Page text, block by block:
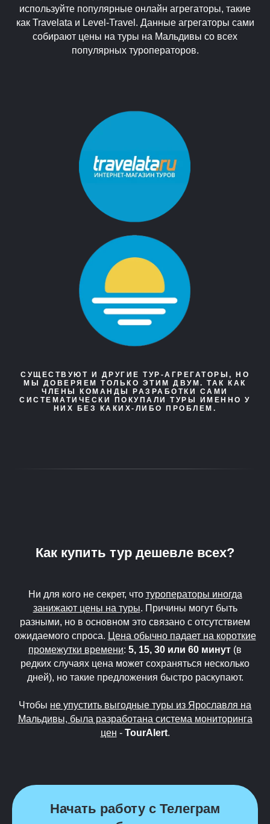
используйте популярные онлайн агрегаторы, такие
как Travelata и Level-Travel. Данные агрегаторы сами
собирают цены на туры на Мальдивы со всех
популярных туроператоров.
СУЩЕСТВУЮТ И ДРУГИЕ ТУР-АГРЕГАТОРЫ, НО
МЫ ДОВЕРЯЕМ ТОЛЬКО ЭТИМ ДВУМ. ТАК КАК
ЧЛЕНЫ КОМАНДЫ РАЗРАБОТКИ САМИ
СИСТЕМАТИЧЕСКИ ПОКУПАЛИ ТУРЫ ИМЕННО У
НИХ БЕЗ КАКИХ-ЛИБО ПРОБЛЕМ.
Как купить тур дешевле всех?
Ни для кого не секрет, что туроператоры иногда
занижают цены на туры. Причины могут быть
разными, но в основном это связано с отсутствием
ожидаемого спроса. Цена обычно падает на короткие
промежутки времени: 5, 15, 30 или 60 минут (в
редких случаях цена может сохраняться несколько
дней), но такие предложения быстро раскупают.
Чтобы не упустить выгодные туры из Ярославля на
Мальдивы, была разработана система мониторинга
цен - TourAlert.
Начать работу с Телеграм